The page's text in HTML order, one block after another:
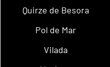
Quirze de Besora
Pol de Mar
Vilada